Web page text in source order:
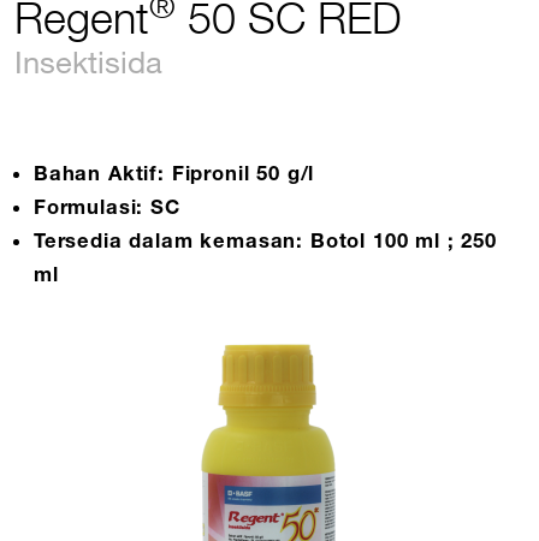
Regent 50 SC RED
Insektisida
Bahan Aktif: Fipronil 50 g/l
Formulasi: SC
Tersedia dalam kemasan: Botol 100 ml ; 250
ml